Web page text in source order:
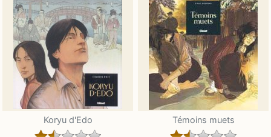
Koryu d'Edo Témoins muets